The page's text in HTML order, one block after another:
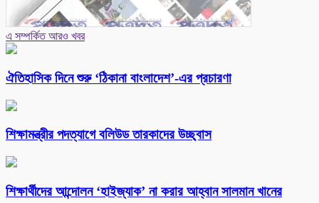
এ সম্পর্কিত আরও খবর
ঐতিহাসিক দিনে শুরু ‘ঠিকানা বাংলাদেশ’-এর প্রচারণা
শিক্ষামন্ত্রীর পদত্যাগে বলিউড তারকাদের উচ্ছ্বাস
শিক্ষার্থীদের আন্দোলন ‘হাইজ্যাক’ না করার আহ্বান সালমান খানের